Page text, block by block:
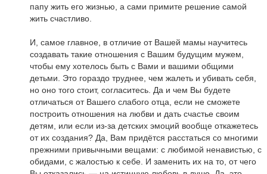
папу жить его жизнью, а сами примите решение самой
жить счастливо.
И, самое главное, в отличие от Вашей мамы научитесь
создавать такие отношения с Вашим будущим мужем,
чтобы ему хотелось быть с Вами и вашими общими
детьми. Это гораздо труднее, чем жалеть и убивать себя,
но оно того стоит, согласитесь. Да и чем Вы будете
отличаться от Вашего слабого отца, если не сможете
построить отношения на любви и дать счастье своим
детям, или если из-за детских эмоций вообще откажетесь
от их создания? Да, Вам придётся расстаться со многими
прежними привычными вещами: с любимой ненавистью, с
обидами, с жалостью к себе. И заменить их на то, от чего